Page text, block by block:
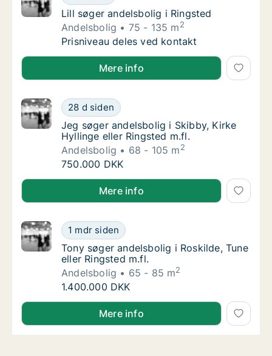
Lill søger andelsbolig i Ringsted
Lill søger andelsbolig i Ringsted
Andelsbolig
75 - 135 m2
Lill søger andelsbolig i Ringsted
Prisniveau deles ved kontakt
Lill søger andelsbolig i Ringsted
Mere info
Jeg søger andelsbolig i Skibby, Kirke
28 d siden
Jeg søger andelsbolig i Skibby, Kirke
Jeg søger andelsbolig i Skibby, Kirke
Hyllinge eller Ringsted m.fl.
Andelsbolig
68 - 105 m2
Jeg søger andelsbolig i Skibby, Kirke
750.000 DKK
Jeg søger andelsbolig i Skibby, Kirke Hyllinge eller
Mere info
Tony søger andelsbolig i Roskilde, Tune
1 mdr siden
Tony søger andelsbolig i Roskilde, Tune
Tony søger andelsbolig i Roskilde, Tune
eller Ringsted m.fl.
Andelsbolig
65 - 85 m2
Tony søger andelsbolig i Roskilde, Tune
1.400.000 DKK
Tony søger andelsbolig i Roskilde, Tune eller
Mere info